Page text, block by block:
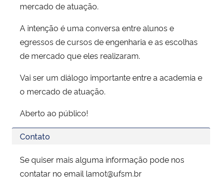
Banco Central do Brasil
mercado de atuação.
A intenção é uma conversa entre alunos e
egressos de cursos de engenharia e as escolhas
de mercado que eles realizaram.
Vai ser um diálogo importante entre a academia e
o mercado de atuação.
Aberto ao público!
Contato
Se quiser mais alguma informação pode nos
contatar no email lamot@ufsm.br